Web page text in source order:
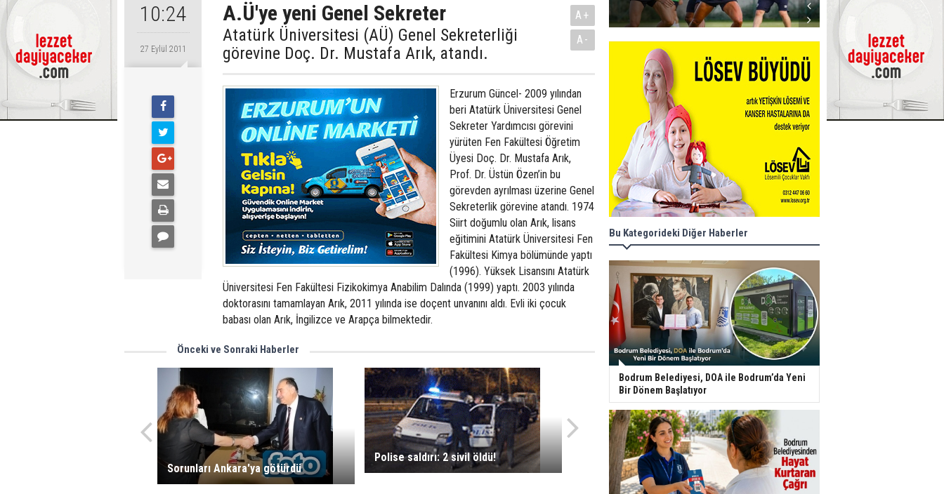
10:24
27 Eylül 2011
A.Ü'ye yeni Genel Sekreter
Atatürk Üniversitesi (AÜ) Genel Sekreterliği
görevine Doç. Dr. Mustafa Arık, atandı.
A+
A-
Erzurum Güncel- 2009 yılından
beri Atatürk Üniversitesi Genel
Sekreter Yardımcısı görevini
yürüten Fen Fakültesi Öğretim
Üyesi Doç. Dr. Mustafa Arık,
Prof. Dr. Üstün Özen’in bu
görevden ayrılması üzerine Genel
Sekreterlik görevine atandı. 1974
Siirt doğumlu olan Arık, lisans
eğitimini Atatürk Üniversitesi Fen
Fakültesi Kimya bölümünde yaptı
(1996). Yüksek Lisansını Atatürk
Üniversitesi Fen Fakültesi Fizikokimya Anabilim Dalında (1999) yaptı. 2003 yılında
doktorasını tamamlayan Arık, 2011 yılında ise doçent unvanını aldı. Evli iki çocuk
babası olan Arık, İngilizce ve Arapça bilmektedir.
Önceki ve Sonraki Haberler
Sorunları Ankara'ya götürdü
Polise saldırı: 2 sivil öldü!
Bu Kategorideki Diğer Haberler
Bodrum Belediyesi, DOA ile Bodrum’da Yeni
Bir Dönem Başlatıyor